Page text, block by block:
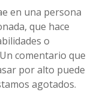
en una persona
que hace
o
comentario que
por alto puede
agotados.